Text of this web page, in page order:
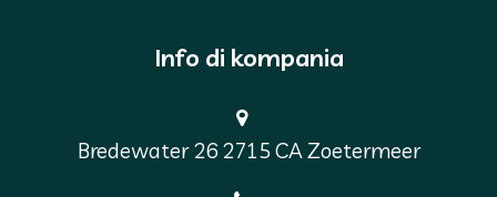
Info di kompania
Bredewater 26 2715 CA Zoetermeer